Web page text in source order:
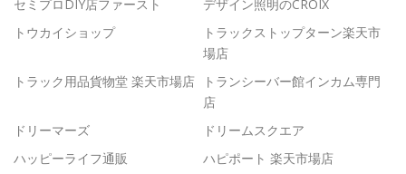
セミプロDIY店ファースト
デザイン照明のCROIX
トウカイショップ
トラックストップターン楽天市
場店
トラック用品貨物堂 楽天市場店
トランシーバー館インカム専門
店
ドリーマーズ
ドリームスクエア
ハッピーライフ通販
ハピポート 楽天市場店